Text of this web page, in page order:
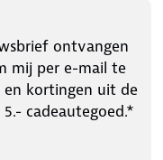
ontvangen
mij per e-mail te
en kortingen uit de
cadeautegoed.*